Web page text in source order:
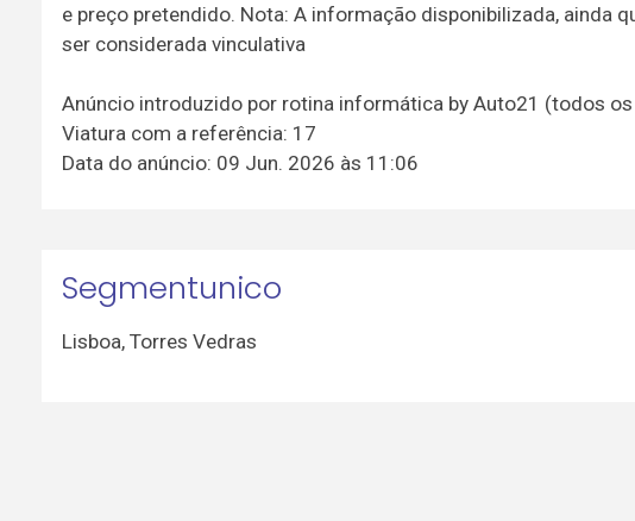
e preço pretendido. Nota: A informação disponibilizada, ainda
ser considerada vinculativa
Anúncio introduzido por rotina informática by Auto21 (todos
Viatura com a referência: 17
Data do anúncio: 09 Jun. 2026 às 11:06
Segmentunico
Lisboa, Torres Vedras